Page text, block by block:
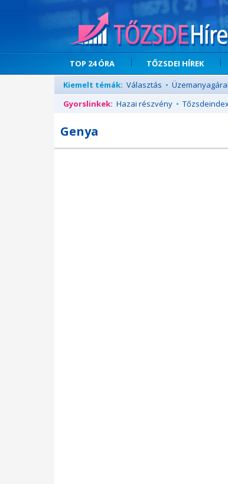
TOP 24 ÓRA TŐZSDEI HÍREK
Kiemelt témák: Választás •
Gyorslinkek: Hazai részvény •
Genya